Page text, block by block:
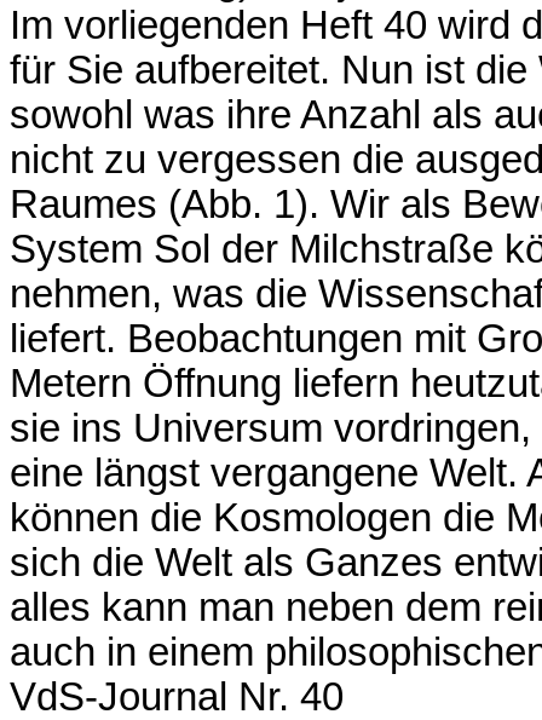
Im vorliegenden Heft 40 wird
für Sie aufbereitet. Nun ist
sowohl was ihre Anzahl als
nicht zu vergessen die
Raumes (Abb. 1). Wir als
System Sol der Milchstraße
nehmen, was die
liefert. Beobachtungen mit
Metern Öffnung liefern
sie ins Universum
eine längst vergangene Welt.
können die Kosmologen die
sich die Welt als Ganzes
alles kann man neben dem
auch in einem
VdS-Journal Nr. 40